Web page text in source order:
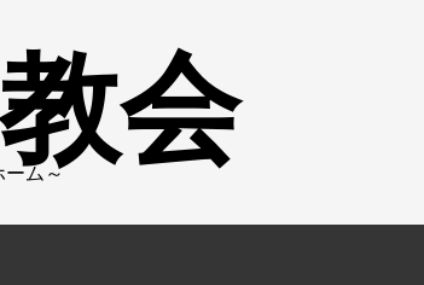
会
ーム～